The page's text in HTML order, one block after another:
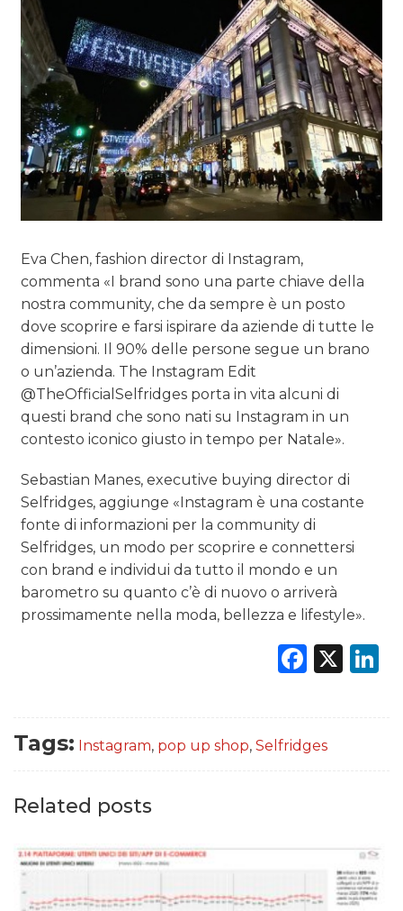
Eva Chen, fashion director di Instagram,
commenta «I brand sono una parte chiave della
nostra community, che da sempre è un posto
dove scoprire e farsi ispirare da aziende di tutte le
dimensioni. Il 90% delle persone segue un brano
o un’azienda. The Instagram Edit
@TheOfficialSelfridges porta in vita alcuni di
questi brand che sono nati su Instagram in un
contesto iconico giusto in tempo per Natale».
Sebastian Manes, executive buying director di
Selfridges, aggiunge «Instagram è una costante
fonte di informazioni per la community di
Selfridges, un modo per scoprire e connettersi
con brand e individui da tutto il mondo e un
barometro su quanto c’è di nuovo o arriverà
prossimamente nella moda, bellezza e lifestyle».
X
Tags: Instagram, pop up shop, Selfridges
Related posts